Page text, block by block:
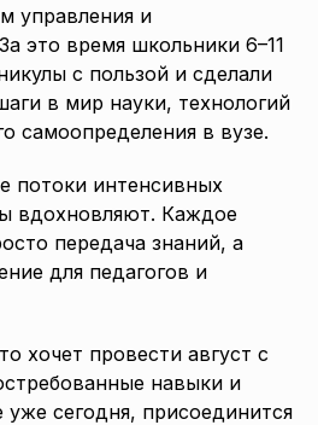
управления и
это время школьники 6–11
с пользой и сделали
в мир науки, технологий
самоопределения в вузе.
потоки интенсивных
вдохновляют. Каждое
передача знаний, а
для педагогов и
хочет провести август с
навыки и
уже сегодня, присоединится